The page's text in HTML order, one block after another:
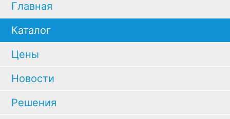
Главная
Каталог
Цены
Новости
Решения